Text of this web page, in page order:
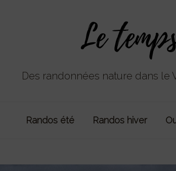
Des randonnées nature dans
Randos été Randos hiver